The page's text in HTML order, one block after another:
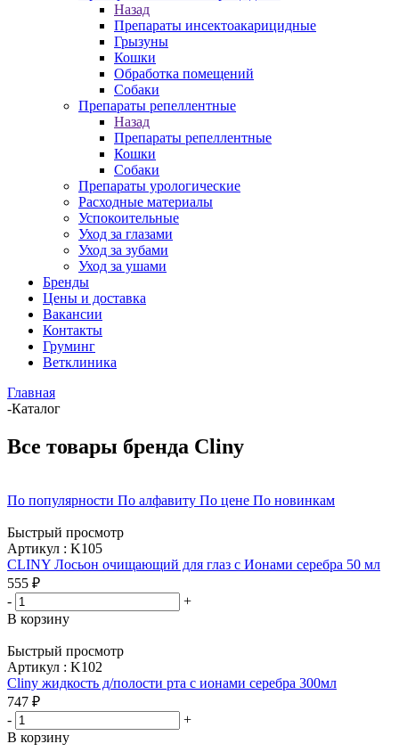
Назад
Препараты инсектоакарицидные
Грызуны
Кошки
Обработка помещений
Собаки
Препараты репеллентные
Назад
Препараты репеллентные
Кошки
Собаки
Препараты урологические
Расходные материалы
Успокоительные
Уход за глазами
Уход за зубами
Уход за ушами
Бренды
Цены и доставка
Вакансии
Контакты
Груминг
Ветклиника
Главная
-Каталог
Все товары бренда Cliny
По популярности По алфавиту По цене По новинкам
Быстрый просмотр
Артикул : K105
CLINY Лосьон очищающий для глаз с Ионами серебра 50 мл
555 ₽
-
+
В корзину
Быстрый просмотр
Артикул : K102
Cliny жидкость д/полости рта с ионами серебра 300мл
747 ₽
-
+
В корзину